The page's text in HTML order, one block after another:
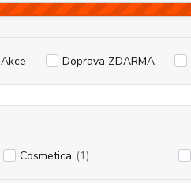
Akce Doprava ZDARMA
Cosmetica (1)